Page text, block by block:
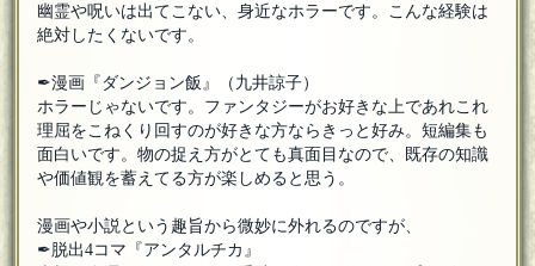
幽霊や呪いは出てこない、身近なホラーです。こんな経験は
絶対したくないです。
✒︎漫画『ダンジョン飯』（九井諒子）
ホラーじゃないです。ファンタジーがお好きな上であれこれ
理屈をこねくり回すのが好きな方ならきっと好み。短編集も
面白いです。物の捉え方がとても真面目なので、既存の知識
や価値観を蓄えてる方が楽しめると思う。
漫画や小説という趣旨から微妙に外れるのですが、
✒︎脱出4コマ『アンタルチカ』